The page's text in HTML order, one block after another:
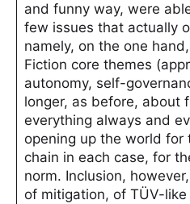
and funny way, were
few issues that actually
namely, on the one
Fiction core themes
autonomy, self-
longer, as before, about
everything always and
opening up the world for
chain in each case, for
norm. Inclusion,
of mitigation, of TÜV-